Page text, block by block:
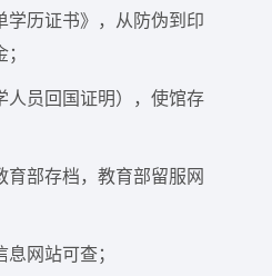
历证书》，从防伪到印
人员回国证明），使馆存
育部存档，教育部留服网
网站可查；